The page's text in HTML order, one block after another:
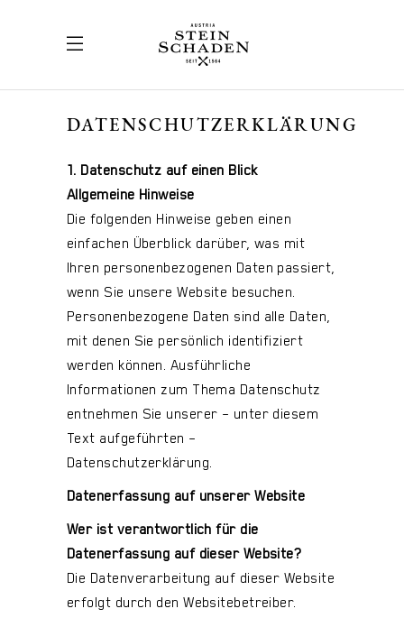
DATENSCHUTZERKLÄRUNG
1. Datenschutz auf einen Blick
Allgemeine Hinweise
Die folgenden Hinweise geben einen
einfachen Überblick darüber, was mit
Ihren personenbezogenen Daten passiert,
wenn Sie unsere Website besuchen.
Personenbezogene Daten sind alle Daten,
mit denen Sie persönlich identifiziert
werden können. Ausführliche
Informationen zum Thema Datenschutz
entnehmen Sie unserer – unter diesem
Text aufgeführten –
Datenschutzerklärung.
Datenerfassung auf unserer Website
Wer ist verantwortlich für die
Datenerfassung auf dieser Website?
Die Datenverarbeitung auf dieser Website
erfolgt durch den Websitebetreiber.